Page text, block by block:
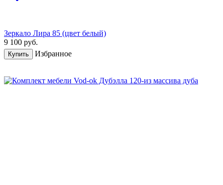
Зеркало Лира 85 (цвет белый)
9 100 руб.
Купить Избранное